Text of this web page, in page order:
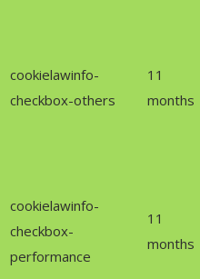
cookielawinfo-
checkbox-others
11
months
cookielawinfo-
checkbox-
performance
11
months